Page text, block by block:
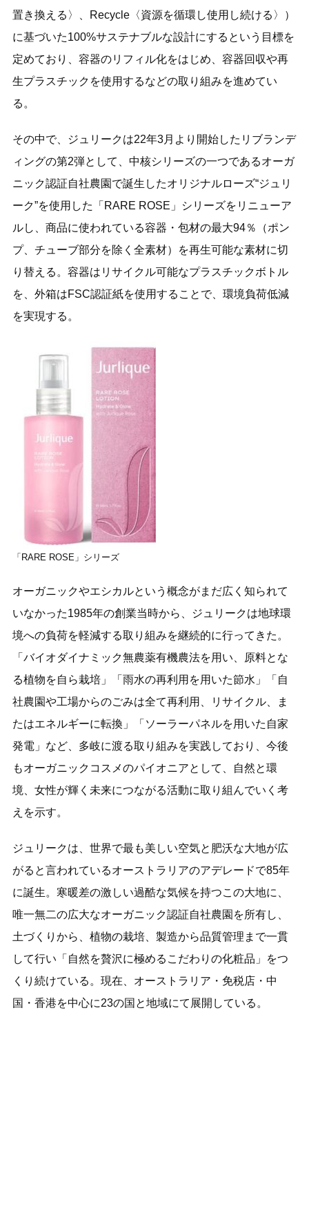
置き換える〉、Recycle〈資源を循環し使用し続ける〉）
に基づいた100%サステナブルな設計にするという目標を
定めており、容器のリフィル化をはじめ、容器回収や再
生プラスチックを使用するなどの取り組みを進めてい
る。
その中で、ジュリークは22年3月より開始したリブランデ
ィングの第2弾として、中核シリーズの一つであるオーガ
ニック認証自社農園で誕生したオリジナルローズ“ジュリ
ーク”を使用した「RARE ROSE」シリーズをリニューア
ルし、商品に使われている容器・包材の最大94％（ポン
プ、チューブ部分を除く全素材）を再生可能な素材に切
り替える。容器はリサイクル可能なプラスチックボトル
を、外箱はFSC認証紙を使用することで、環境負荷低減
を実現する。
「RARE ROSE」シリーズ
オーガニックやエシカルという概念がまだ広く知られて
いなかった1985年の創業当時から、ジュリークは地球環
境への負荷を軽減する取り組みを継続的に行ってきた。
「バイオダイナミック無農薬有機農法を用い、原料とな
る植物を自ら栽培」「雨水の再利用を用いた節水」「自
社農園や工場からのごみは全て再利用、リサイクル、ま
たはエネルギーに転換」「ソーラーパネルを用いた自家
発電」など、多岐に渡る取り組みを実践しており、今後
もオーガニックコスメのパイオニアとして、自然と環
境、女性が輝く未来につながる活動に取り組んでいく考
えを示す。
ジュリークは、世界で最も美しい空気と肥沃な大地が広
がると言われているオーストラリアのアデレードで85年
に誕生。寒暖差の激しい過酷な気候を持つこの大地に、
唯一無二の広大なオーガニック認証自社農園を所有し、
土づくりから、植物の栽培、製造から品質管理まで一貫
して行い「自然を贅沢に極めるこだわりの化粧品」をつ
くり続けている。現在、オーストラリア・免税店・中
国・香港を中心に23の国と地域にて展開している。